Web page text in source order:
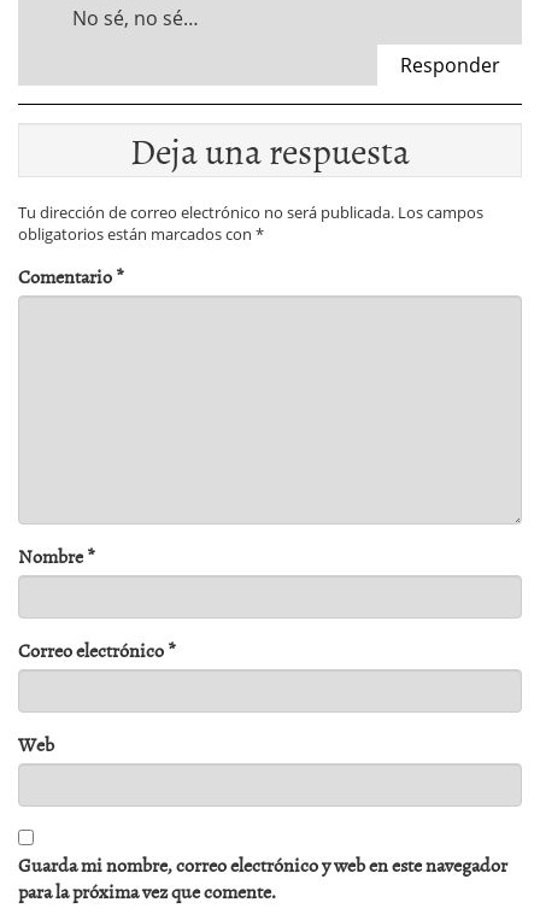
No sé, no sé…
Responder
Deja una respuesta
Tu dirección de correo electrónico no será publicada. Los campos
obligatorios están marcados con *
Comentario*
Nombre*
Correo electrónico*
Web
Guarda mi nombre, correo electrónico y web en este navegador
para la próxima vez que comente.